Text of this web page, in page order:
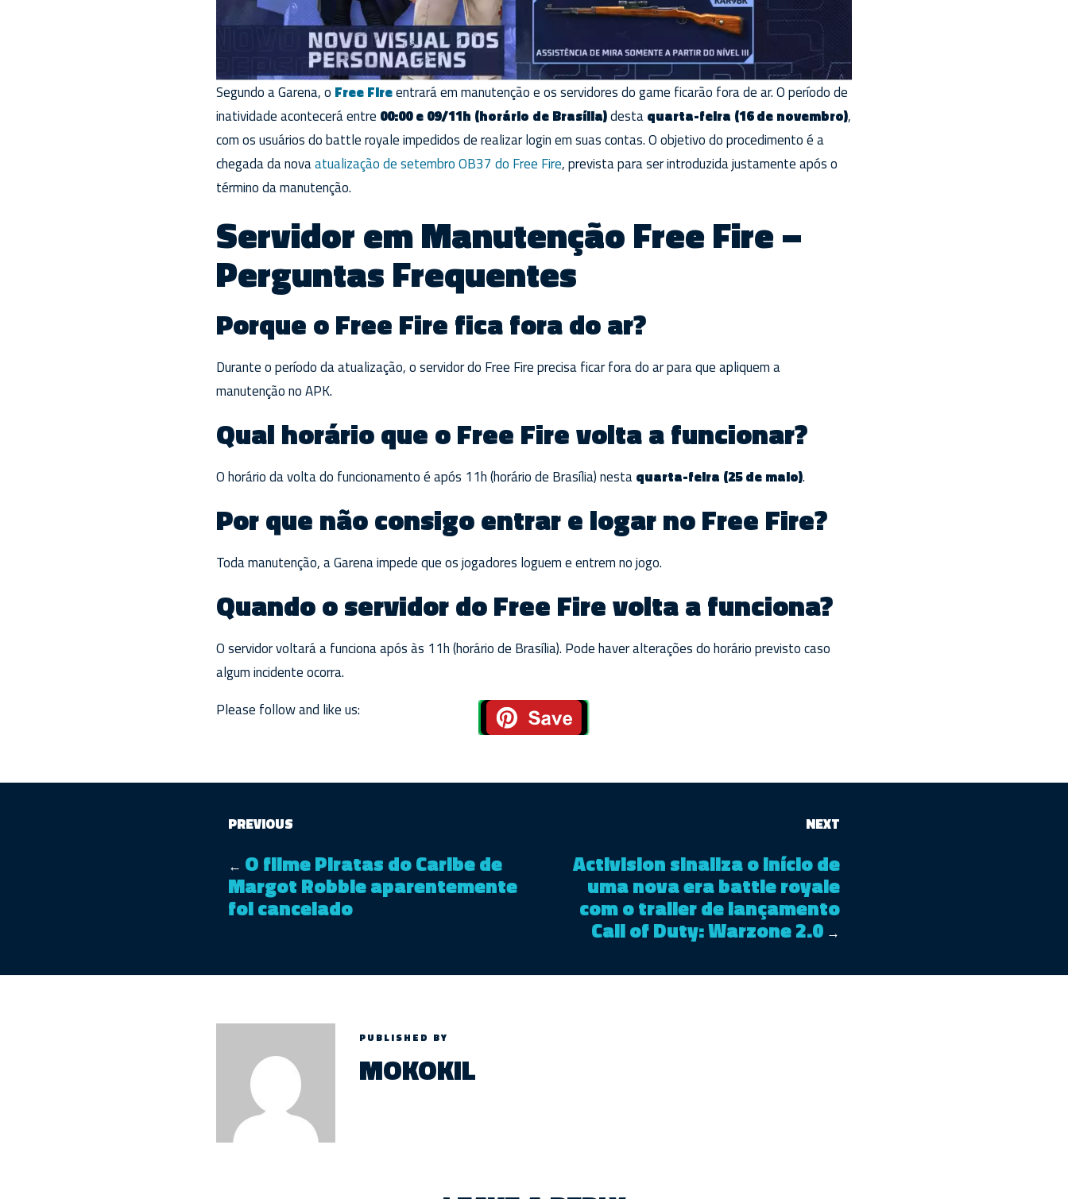
Segundo a Garena, o Free Fireentrará em manutenção e os servidores do game ficarão fora de ar. O período de
inatividade acontecerá entre 00:00 e 09/11h (horário de Brasília)destaquarta-feira (16 de novembro),
com os usuários do battle royale impedidos de realizar login em suas contas. O objetivo do procedimento é a
chegada da novaatualização de setembro OB37 do Free Fire, prevista para ser introduzida justamente após o
término da manutenção.
Servidor em Manutenção Free Fire –
Perguntas Frequentes
Porque o Free Fire fica fora do ar?
Durante o período da atualização, o servidor do Free Fire precisa ficar fora do ar para que apliquem a
manutenção no APK.
Qual horário que o Free Fire volta a funcionar?
O horário da volta do funcionamento é após 11h (horário de Brasília) nestaquarta-feira (25 de maio).
Por que não consigo entrar e logar no Free Fire?
Toda manutenção, a Garena impede que os jogadores loguem e entrem no jogo.
Quando o servidor do Free Fire volta a funciona?
O servidor voltará a funciona após às 11h (horário de Brasília). Pode haver alterações do horário previsto caso
algum incidente ocorra.
Please follow and like us:
PREVIOUS
← O filme Piratas do Caribe de
Margot Robbie aparentemente
foi cancelado
NEXT
Activision sinaliza o início de
uma nova era battle royale
com o trailer de lançamento
Call of Duty: Warzone 2.0 →
PUBLISHED BY
MOKOKIL